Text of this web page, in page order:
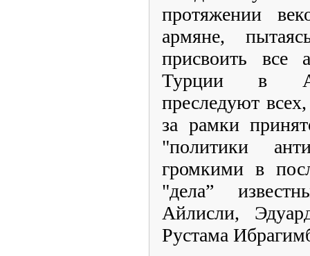
протяжении
армяне,
присвоить все
Турции в
преследуют
за рамки
"политики
громкими в
"дела”
Айлисли,
Рустама